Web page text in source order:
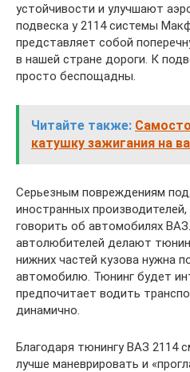
устойчивости и улучшают
подвеска у 2114 системы
представляет собой
в нашей стране дороги. К
просто беспощадны.
Читайте также:
катушку зажигания на
Серьезным повреждениям
иностранных
говорить об автомобилях
автолюбителей делают
нижних частей кузова нужна
автомобилю. Тюнинг будет
предпочитает водить
динамично.
Благодаря тюнингу ВАЗ 2114
лучше маневрировать и